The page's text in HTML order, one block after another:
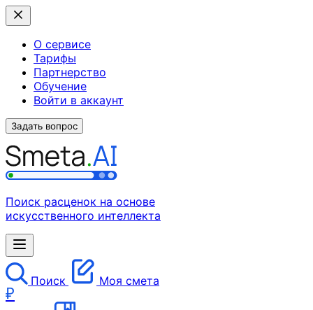
О сервисе
Тарифы
Партнерство
Обучение
Войти в аккаунт
Задать вопрос
Поиск расценок на основе
искусственного интеллекта
Поиск Моя смета
₽